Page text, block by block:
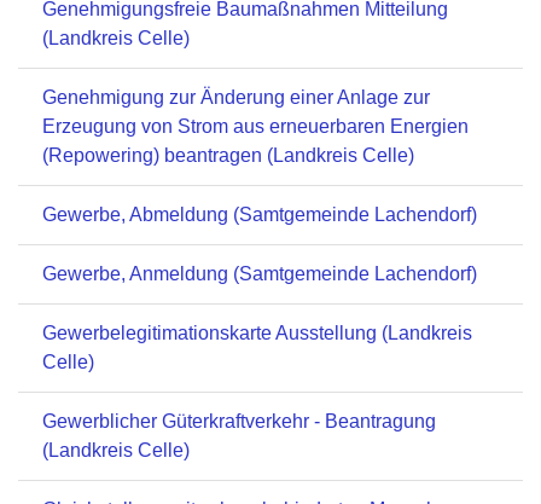
Genehmigungsfreie Baumaßnahmen Mitteilung
(Landkreis Celle)
Genehmigung zur Änderung einer Anlage zur
Erzeugung von Strom aus erneuerbaren Energien
(Repowering) beantragen (Landkreis Celle)
Gewerbe, Abmeldung (Samtgemeinde Lachendorf)
Gewerbe, Anmeldung (Samtgemeinde Lachendorf)
Gewerbelegitimationskarte Ausstellung (Landkreis
Celle)
Gewerblicher Güterkraftverkehr - Beantragung
(Landkreis Celle)